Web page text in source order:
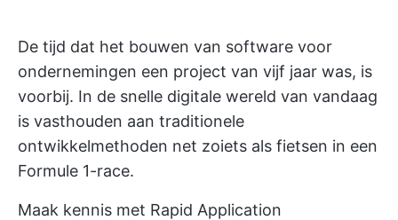
De tijd dat het bouwen van software voor
ondernemingen een project van vijf jaar was, is
voorbij. In de snelle digitale wereld van vandaag
is vasthouden aan traditionele
ontwikkelmethoden net zoiets als fietsen in een
Formule 1-race.
Maak kennis met Rapid Application